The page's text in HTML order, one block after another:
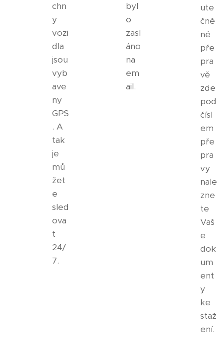
chn
y
vozi
dla
jsou
vyb
ave
ny
GPS
. A
tak
je
mů
žet
e
sled
ova
t
24/
7.
byl
o
zasl
áno
na
em
ail.
ute
čně
né
pře
pra
vě
zde
pod
čísl
em
pře
pra
vy
nale
zne
te
Vaš
e
dok
um
ent
y
ke
staž
ení.